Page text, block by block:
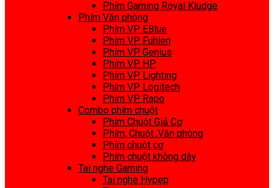
Phím Gaming Royal Kludge
Phím Văn phòng
Phím VP EBlue
Phím VP Fuhlen
Phím VP Genius
Phím VP HP
Phím VP Lighting
Phím VP Logitech
Phím VP Rapo
Combo phím chuột
Phím Chuột Giả Cơ
Phím, Chuột ,Văn phòng
Phím chuột cơ
Phím chuột không dây
Tai nghe Gaming
Tai nghe Hypep